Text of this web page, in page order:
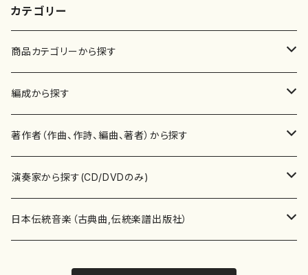
カテゴリー
商品カテゴリーから探す
楽譜
書籍
書籍
テキストブック
CD・DVD
チケット
編成から探す
邦楽器
箏・琴（ソロ）
箏・琴（合奏）
合唱
混声合唱
歌・声
著作者（作曲、作詩、編曲、著者）から探す
あ行
青木省三(アオキ ショウゾウ)
か行
演奏家から探す(CD/DVDのみ)
邦楽（箏、三味線、尺八等）演奏家
日本伝統音楽（古典曲,伝統楽譜出版社）